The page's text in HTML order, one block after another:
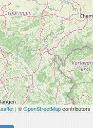
| ©OpenStreetMapcontributors